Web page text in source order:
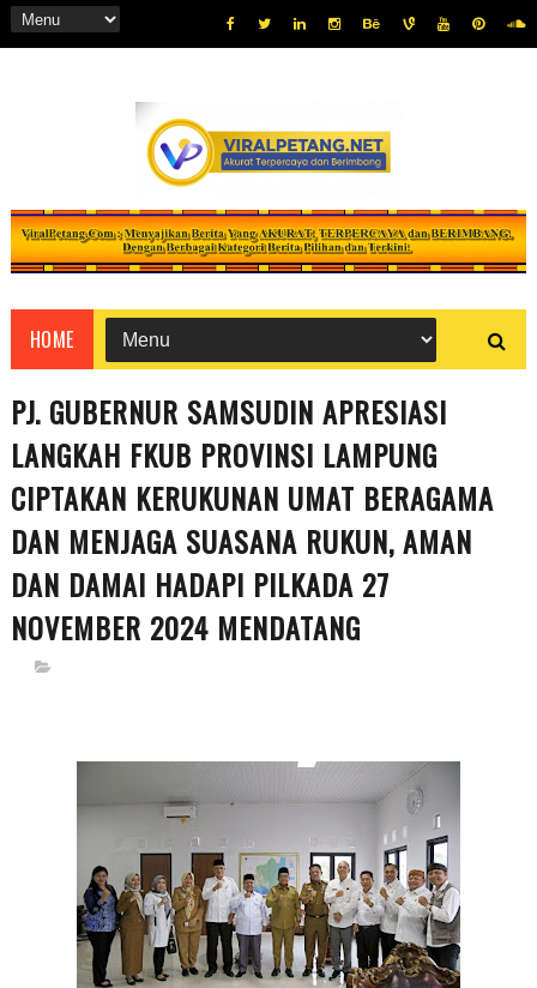
HOME
PJ. GUBERNUR SAMSUDIN APRESIASI
LANGKAH FKUB PROVINSI LAMPUNG
CIPTAKAN KERUKUNAN UMAT BERAGAMA
DAN MENJAGA SUASANA RUKUN, AMAN
DAN DAMAI HADAPI PILKADA 27
NOVEMBER 2024 MENDATANG